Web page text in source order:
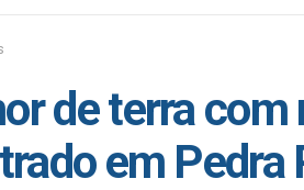
de terra
em Pedra